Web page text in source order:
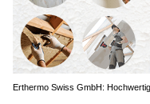
Erthermo Swiss GmbH: